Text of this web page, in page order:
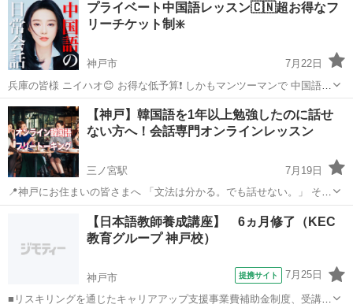
プライベート中国語レッスン🇨🇳超お得なフ
リーチケット制❇️
神戸市
7月22日
兵庫の皆様 ニイハオ😊 お得な低予算❗️ しかもマンツーマンで 中国語を
効率よく習得できる とっておきプランをご案内します🇨🇳 弊社 モイ
ザグループ オンライン中国語【MOIZA】は 運営開始から13年となり
ますが...
兵庫 神戸市 中国語 レッスン
【神戸】韓国語を1年以上勉強したのに話せ
ない方へ！会話専門オンラインレッスン
三ノ宮駅
7月19日
📍神戸にお住まいの皆さまへ 「文法は分かる。でも話せない。」 そん
な悩みはありませんか？ 文法だけを勉強しても、韓国語は話せるよう三ノ宮駅 韓国語 オンライン
【日本語教師養成講座】 6ヵ月修了（KEC
教育グループ 神戸校）
神戸市 提携サイト 7月25日
■リスキリングを通じたキャリアアップ支援事業費補助金制度、受講費